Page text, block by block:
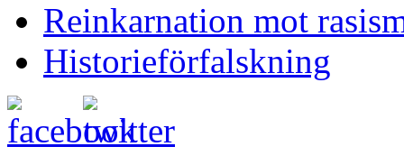
Reinkarnation mot
Historieförfalskning